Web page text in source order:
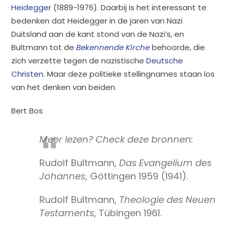
Heidegger (1889-1976). Daarbij is het interessant te
bedenken dat Heidegger in de jaren van Nazi
Duitsland aan de kant stond van de Nazi’s, en
Bultmann tot deBekennende Kirche behoorde, die
zich verzette tegen de nazistischeDeutsche
Christen. Maar deze politieke stellingnames staan los
van het denken van beiden.
Bert Bos
Meer lezen? Check deze bronnen:
Rudolf Bultmann,Das Evangelium des
Johannes, Göttingen 1959 (1941).
Rudolf Bultmann, Theologie des Neuen
Testaments, Tübingen 1961.